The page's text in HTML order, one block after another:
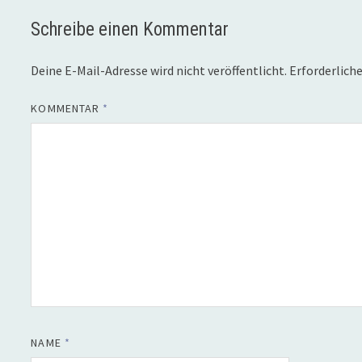
Schreibe einen Kommentar
Deine E-Mail-Adresse wird nicht veröffentlicht.
KOMMENTAR *
NAME *